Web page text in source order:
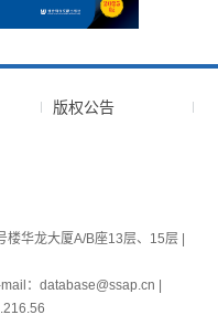
版权公告
华龙大厦A/B座13层、15层 |
：database@ssap.cn |